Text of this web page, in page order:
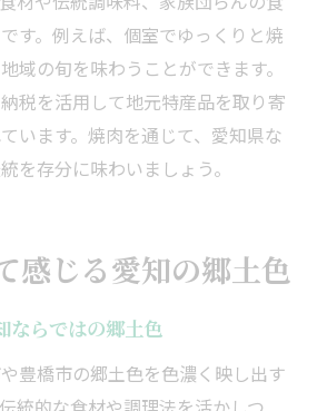
て生まれる大切な瞬間
体験が特別な理由を解説
る地域らしさと心の豊かさ
す。例えば、個室でゆっくりと焼
域の旬を味わうことができます。
税を活用して地元特産品を取り寄
います。焼肉を通じて、愛知県な
を存分に味わいましょう。
感じる愛知の郷土色
ならではの郷土色
豊橋市の郷土色を色濃く映し出す